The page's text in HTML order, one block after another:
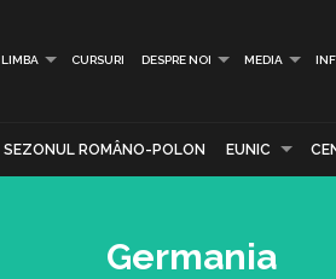
LIMBA CURSURI DESPRE NOI MEDIA
SEZONUL ROMÂNO-POLON EUNIC
Germania